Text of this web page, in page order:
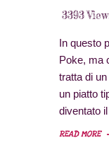
3393
In questo
Poke, ma
tratta di
un piatto
diventato
deve il
READ MORE